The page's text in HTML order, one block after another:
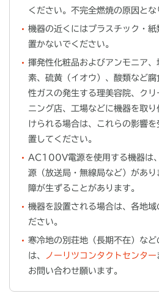
ください。不完全燃焼の原因とな
機器の近くにはプラスチック・
置かないでください。
揮発性化粧品およびアンモニア、
素、硫黄（イオウ）、酸類など腐
性ガスの発生する理美容院、クリ
ニング店、工場などに機器を取り
けられる場合は、これらの影響
置してください。
AC100V電源を使用する機器は
源（放送局・無線局など）があ
障が生ずることがあります。
機器を設置される場合は、各地域
ださい。
寒冷地の別荘地（長期不在）な
は、
ノーリツコンタクトセンター
お問い合わせ願います。